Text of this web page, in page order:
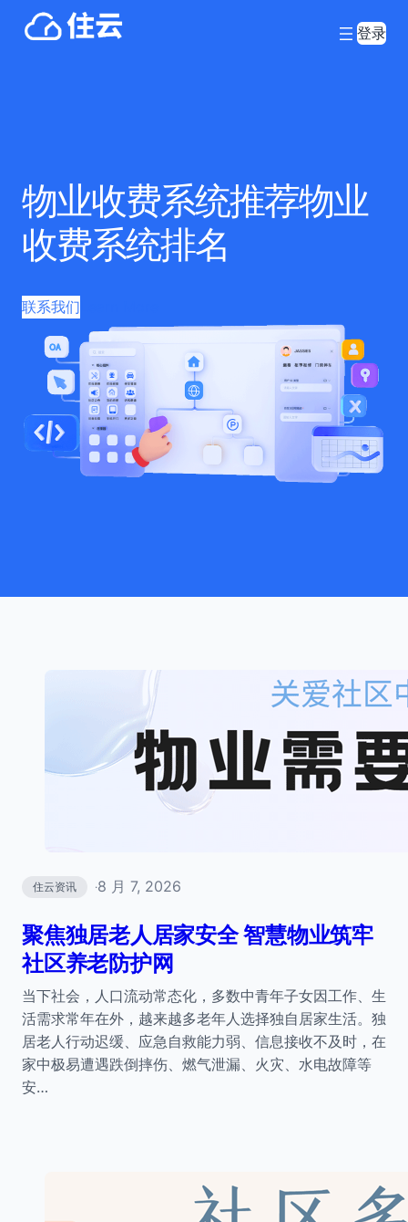
登录
物业收费系统推荐物业
收费系统排名
联系我们
住云资讯 ·8 月 7, 2026
聚焦独居老人居家安全 智慧物业筑牢
社区养老防护网
当下社会，人口流动常态化，多数中青年子女因工作、生
活需求常年在外，越来越多老年人选择独自居家生活。独
居老人行动迟缓、应急自救能力弱、信息接收不及时，在
家中极易遭遇跌倒摔伤、燃气泄漏、火灾、水电故障等
安…